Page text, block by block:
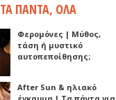
ΤΑ ΠΑΝΤΑ, ΟΛΑ
Φερομόνες | Μύθος,
τάση ή μυστικό
αυτοπεποίθησης;
After Sun & ηλιακό